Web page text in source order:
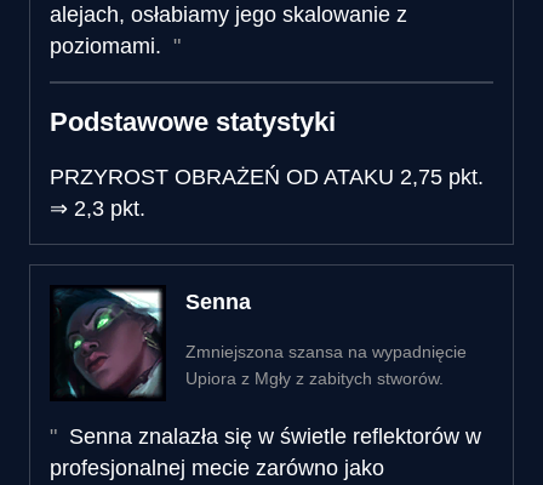
alejach, osłabiamy jego skalowanie z
poziomami.
Podstawowe statystyki
PRZYROST OBRAŻEŃ OD ATAKU 2,75 pkt.
⇒ 2,3 pkt.
Senna
Zmniejszona szansa na wypadnięcie
Upiora z Mgły z zabitych stworów.
Senna znalazła się w świetle reflektorów w
profesjonalnej mecie zarówno jako